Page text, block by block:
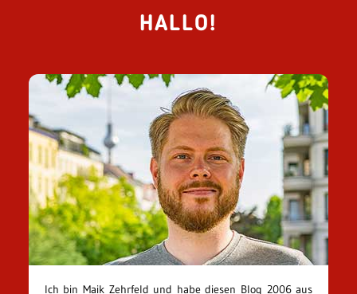
HALLO!
Ich bin Maik Zehrfeld und habe diesen Blog 2006 aus